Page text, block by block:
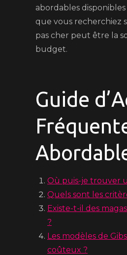
abordables
que vous recherchiez
pas cher peut être la
budget.
Guide
Où puis-je trouver
Quels sont les
Existe-t-il des
?
Les modèles de
coûteux ?